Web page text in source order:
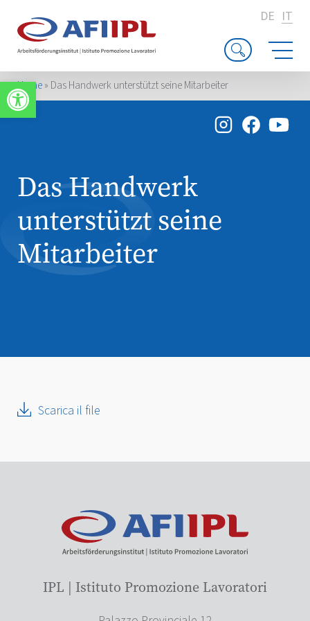
Apri la barra degli strumenti
DE IT
Home» Das Handwerk unterstützt seine Mitarbeiter
Das Handwerk
unterstützt seine
Mitarbeiter
Scarica il file
IPL | Istituto Promozione Lavoratori